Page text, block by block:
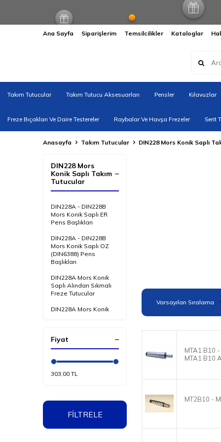
Ana Sayfa Siparişlerim Temsilcilikler Kataloglar
Takım Tutucular Takım Tutucu Aksesuarları Pensler Kılavuzlar
Freze Bıçakları Ve Daire Testereler Raybalar Ve Havşa Frezeler Serit
Anasayfa Takım Tutucular DIN228 Mors Konik Saplı
DIN228 Mors
Konik Saplı Takım
Tutucular
DIN228A - DIN228B
Mors Konik Saplı ER
Pens Başlıkları
DIN228A - DIN228B
Mors Konik Saplı OZ
(DIN6388) Pens
Başlıkları
DIN228A Mors Konik
Saplı Alından Sıkmalı
Freze Tutucular
DIN228A Mors Konik
DIN228A Mors Konik
Saplı Vidalı Arka Delikli
DIN228A Mors Konik
Saplı Kolay Değişebilir
Kılavuz Çekme
Başlıkları
Fiyat
303,00 TL
FİLTRELE
MTA1 B10
MTA1 B10
MT2B10 -